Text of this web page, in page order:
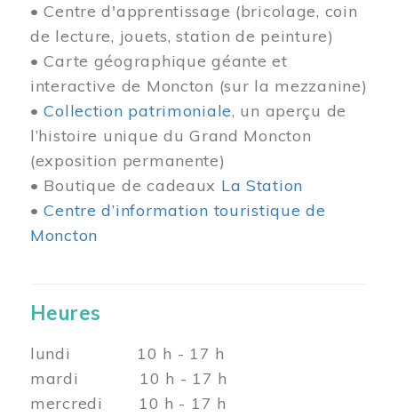
• Centre d'apprentissage (bricolage, coin
de lecture, jouets, station de peinture)
• Carte géographique géante et
interactive de Moncton (sur la mezzanine)
•Collection patrimoniale, un aperçu de
l’histoire unique du Grand Moncton
(exposition permanente)
• Boutique de cadeaux La Station
•Centre d’information touristique de
Moncton
Heures
lundi 10 h - 17 h
mardi 10 h - 17 h
mercredi 10 h - 17 h